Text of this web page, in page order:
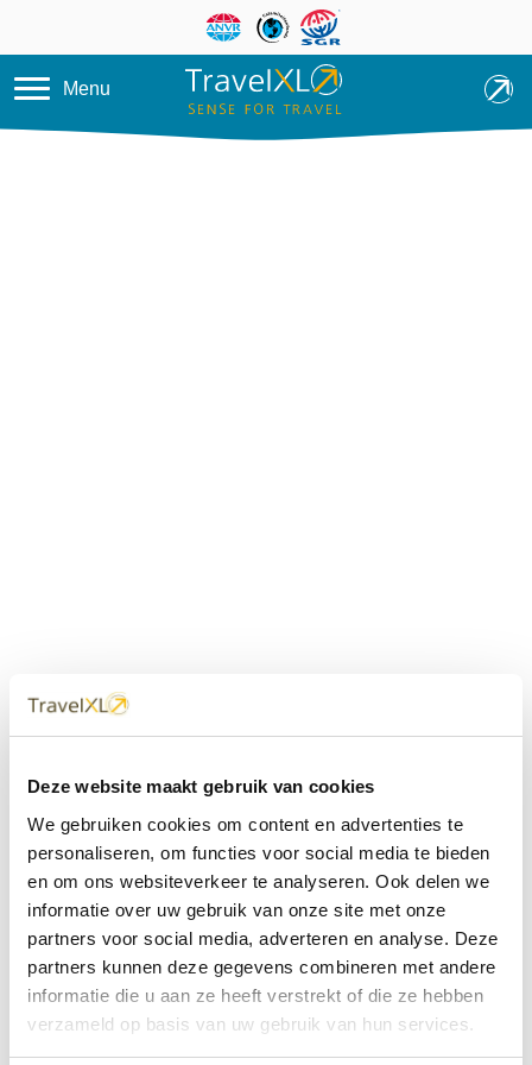
Deze website maakt gebruik van cookies
We gebruiken cookies om content en advertenties te
personaliseren, om functies voor social media te bieden
en om ons websiteverkeer te analyseren. Ook delen we
informatie over uw gebruik van onze site met onze
partners voor social media, adverteren en analyse. Deze
partners kunnen deze gegevens combineren met andere
informatie die u aan ze heeft verstrekt of die ze hebben
verzameld op basis van uw gebruik van hun services.
Overslaan en naar de inhoud
Menu
dichtbij
Met 60+ verkooppunten in Nederland en België staan wij
met onze XL Travelcenters, mobiele reisadviseurs van
TravelXL@Home en deze website altijd voor uw vakantie
klaar.
• Ontzorgen van A-Z • Onafhankelijk advies • Maatwerk •
Bespaar tijd en stress
TravelXLreisbureau's